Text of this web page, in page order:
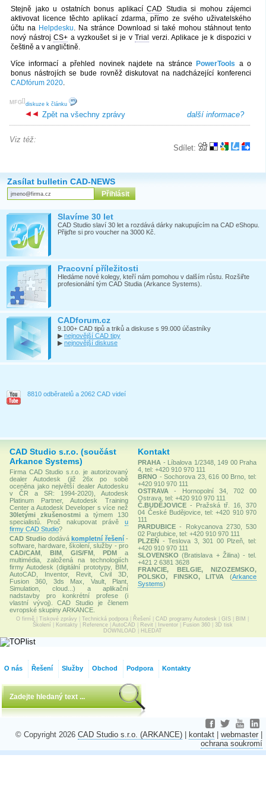
Stejně jako u ostatních bonus aplikací CAD Studia si mohou zájemci
aktivovat licence těchto aplikací zdarma, přímo ze svého uživatelského
účtu na Helpdesku. Na stránce Download si také mohou stáhnout tento
nový nástroj CS+ a vyzkoušet si je v Trial verzi. Aplikace je k dispozici v
češtině a v angličtině.
Více informací a přehled novinek najdete na stránce
PowerTools a o
bonus nástrojích se bude rovněž diskutovat na nadcházející konferenci
CADfórum 2020.
[
MFG ]
diskuze k článku
další informace?
Zpět na všechny zprávy
Sdílet:
Viz též:
Zasílat bulletin CAD-NEWS
Slavíme 30 let
CAD Studio slaví 30 let a rozdává dárky nakupujícím na CAD eShopu.
Přijďte si pro voucher na 3000 Kč.
Pracovní příležitosti
Hledáme nové kolegy, kteří nám pomohou v dalším růstu. Rozšiřte
profesionální tým CAD Studia (Arkance Systems).
CADforum.cz
9.100+ CAD tipů a triků a diskuse s 99.000 účastníky
▶ nejnovější CAD tipy
▶ nejnovější diskuse
8810 odběratelů a 2062 CAD videí
CAD Studio s.r.o. (součást
Arkance Systems)
Firma CAD Studio s.r.o. je autorizovaný
dealer Autodesk (již 26x po sobě
oceněna jako největší dealer Autodesku
v ČR a SR: 1994-2020), Autodesk
Platinum Partner, Autodesk Training
Center a Autodesk Developer s více než
30letými zkušenostmia týmem 130
specialistů. Proč nakupovat právě u
firmy CAD Studio?
CAD Studio dodávákompletní řešení-
software, hardware, školení, služby - pro
CAD/CAM
BIM,GIS/FM ,PDM a
multimédia, založená na technologiích
firmy Autodesk (digitální prototypy, BIM,
AutoCAD, Inventor, Revit, Civil 3D,
Fusion 360, 3ds Max, Vault, Plant,
Simulation, cloud...) a aplikační
nadstavby pro konkrétní profese (i
vlastní vývoj). CAD Studio je členem
evropské skupiny ARKANCE.
Kontakt
PRAHA - Líbalova 1/2348, 149 00 Praha
4, tel: +420 910 970 111
BRNO - Sochorova 23, 616 00 Brno, tel:
+420 910 970 111
OSTRAVA
- Hornopolní 34, 702 00
Ostrava, tel: +420 910 970 111
Č.BUDĚJOVICE - Pražská tř. 16, 370
04 České Budějovice, tel: +420 910 970
111
PARDUBICE - Rokycanova 2730, 530
02 Pardubice, tel: +420 910 970 111
PLZEŇ - Teslova 3, 301 00 Plzeň, tel:
+420 910 970 111
SLOVENSKO (Bratislava + Žilina) - tel.
+421 2 6381 3628
FRANCIE, BELGIE, NIZOZEMSKO,
POLSKO, FINSKO, LITVA
(Arkance
Systems)
O firmě Tiskové zprávy Technická podpora Řešení CAD programy Autodesk GIS BIM
Školení
Kontakty Reference| AutoCAD Revit Inventor| Fusion 360| 3D tisk
DOWNLOAD
HLEDAT
O nás Řešení Služby Obchod Podpora Kontakty
© Copyright 2026 CAD Studio s.r.o. (ARKANCE) kontakt webmaster
ochrana soukromí